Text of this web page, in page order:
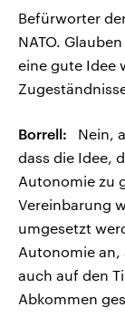
Befürworter
NATO.
eine gute Idee
Borrell: Nein,
dass die Idee,
Autonomie zu
Vereinbarung
umgesetzt
Autonomie an,
auch auf den
Abkommen